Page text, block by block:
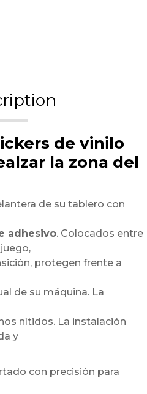
de vinilo
la zona del
de su tablero con
adhesivo. Colocados entre
protegen frente a
de su máquina. La
nítidos. La instalación
y
con precisión para